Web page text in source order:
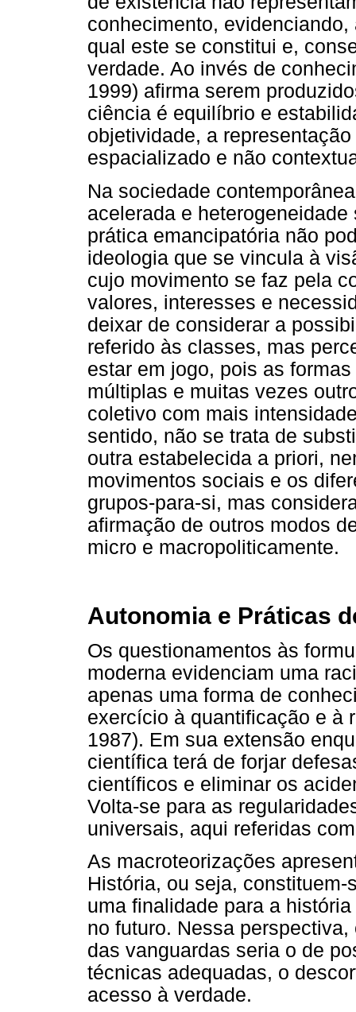
conhecimento,
qual este se constitui e,
verdade. Ao invés de
1999) afirma serem
ciência é equilíbrio e
objetividade, a
espacializado e não
Na sociedade
acelerada e
prática emancipatória não
ideologia que se vincula à
cujo movimento se faz pela
valores, interesses e
deixar de considerar a
referido às classes, mas
estar em jogo, pois as
múltiplas e muitas vezes
coletivo com mais
sentido, não se trata de
outra estabelecida a priori,
movimentos sociais e os
grupos-para-si, mas
afirmação de outros modos
micro e macropoliticamente.
Autonomia e Práticas
Os questionamentos às
moderna evidenciam uma
apenas uma forma de
exercício à quantificação e à
1987). Em sua extensão
científica terá de forjar
científicos e eliminar os
Volta-se para as
universais, aqui referidas
As macroteorizações
História, ou seja,
uma finalidade para a
no futuro. Nessa
das vanguardas seria o de
técnicas adequadas, o
acesso à verdade.